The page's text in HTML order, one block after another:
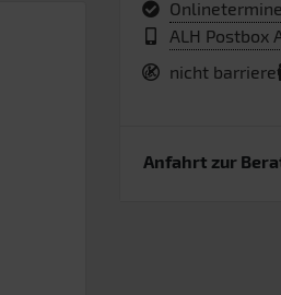
Onlinetermine
ALH Postbox
nicht
Anfahrt zur